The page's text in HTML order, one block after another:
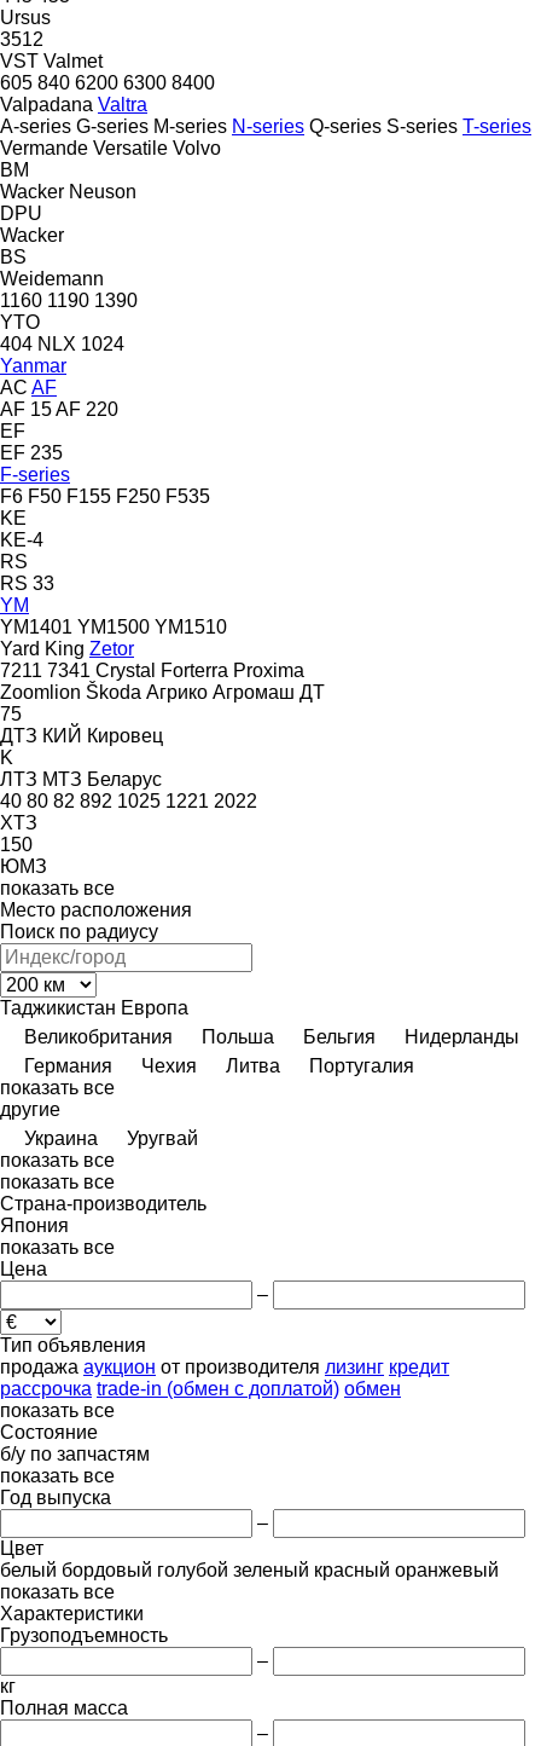
Ursus
3512
VST Valmet
605 840 6200 6300 8400
Valpadana Valtra
A-series G-series M-series N-series Q-series S-series T-series
Vermande Versatile Volvo
BM
Wacker Neuson
DPU
Wacker
BS
Weidemann
1160 1190 1390
YTO
404 NLX 1024
Yanmar
AC AF
AF 15AF 220
EF
EF 235
F-series
F6 F50 F155 F250 F535
KE
KE-4
RS
RS 33
YM
YM1401 YM1500 YM1510
Yard King Zetor
7211 7341 Crystal Forterra Proxima
Zoomlion Škoda Агрико Агромаш ДТ
75
ДТЗ КИЙ Кировец
K
ЛТЗ МТЗ Беларус
40 80 82 892 1025 1221 2022
ХТЗ
150
ЮМЗ
показать все
Место расположения
Поиск по радиусу
Таджикистан Европа
Великобритания
Польша Бельгия
Нидерланды
Германия
Чехия Литва
Португалия
показать все
другие
Украина
Уругвай
показать все
показать все
Страна-производитель
Япония
показать все
Цена
–
Тип объявления
продажа аукцион от производителя лизинг кредит
рассрочка trade-in (обмен с доплатой) обмен
показать все
Состояние
б/у по запчастям
показать все
Год выпуска
–
Цвет
белый бордовый голубой зеленый красный оранжевый
показать все
Характеристики
Грузоподъемность
–
кг
Полная масса
–